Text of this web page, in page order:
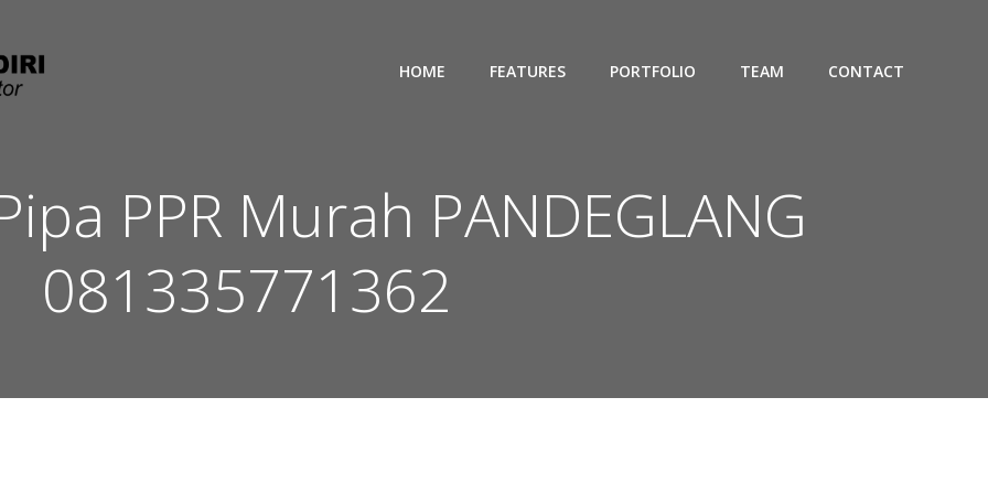
HOME FEATURES PORTFOLIO TEAM CONTACT
PPR Murah PANDEGLANG
081335771362